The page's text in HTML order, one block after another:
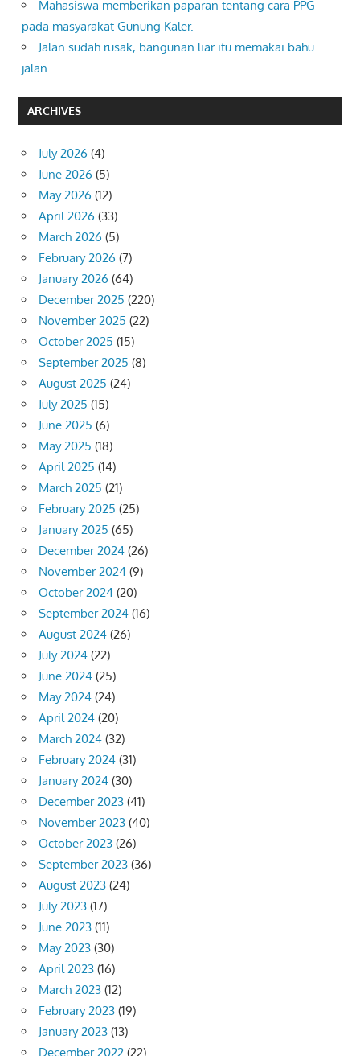
Mahasiswa memberikan paparan tentang cara PPG
pada masyarakat Gunung Kaler.
Jalan sudah rusak, bangunan liar itu memakai bahu
jalan.
ARCHIVES
July 2026 (4)
June 2026 (5)
May 2026 (12)
April 2026 (33)
March 2026 (5)
February 2026 (7)
January 2026 (64)
December 2025 (220)
November 2025 (22)
October 2025 (15)
September 2025 (8)
August 2025 (24)
July 2025 (15)
June 2025 (6)
May 2025 (18)
April 2025 (14)
March 2025 (21)
February 2025 (25)
January 2025 (65)
December 2024 (26)
November 2024 (9)
October 2024 (20)
September 2024 (16)
August 2024 (26)
July 2024 (22)
June 2024 (25)
May 2024 (24)
April 2024 (20)
March 2024 (32)
February 2024 (31)
January 2024 (30)
December 2023 (41)
November 2023 (40)
October 2023 (26)
September 2023 (36)
August 2023 (24)
July 2023 (17)
June 2023 (11)
May 2023 (30)
April 2023 (16)
March 2023 (12)
February 2023 (19)
January 2023 (13)
December 2022 (22)